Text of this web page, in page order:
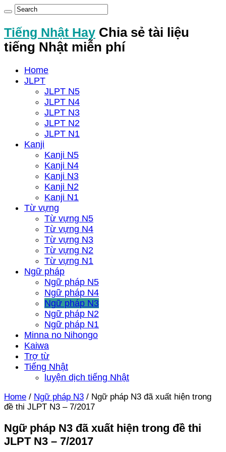
Tiếng Nhật Hay Chia sẻ tài liệu
tiếng Nhật miễn phí
Home
JLPT
JLPT N5
JLPT N4
JLPT N3
JLPT N2
JLPT N1
Kanji
Kanji N5
Kanji N4
Kanji N3
Kanji N2
Kanji N1
Từ vựng
Từ vựng N5
Từ vựng N4
Từ vựng N3
Từ vựng N2
Từ vựng N1
Ngữ pháp
Ngữ pháp N5
Ngữ pháp N4
Ngữ pháp N3
Ngữ pháp N2
Ngữ pháp N1
Minna no Nihongo
Kaiwa
Trợ từ
Tiếng Nhật
luyện dịch tiếng Nhật
Home / Ngữ pháp N3 / Ngữ pháp N3 đã xuất hiện trong
đề thi JLPT N3 – 7/2017
Ngữ pháp N3 đã xuất hiện trong đề thi
JLPT N3 – 7/2017